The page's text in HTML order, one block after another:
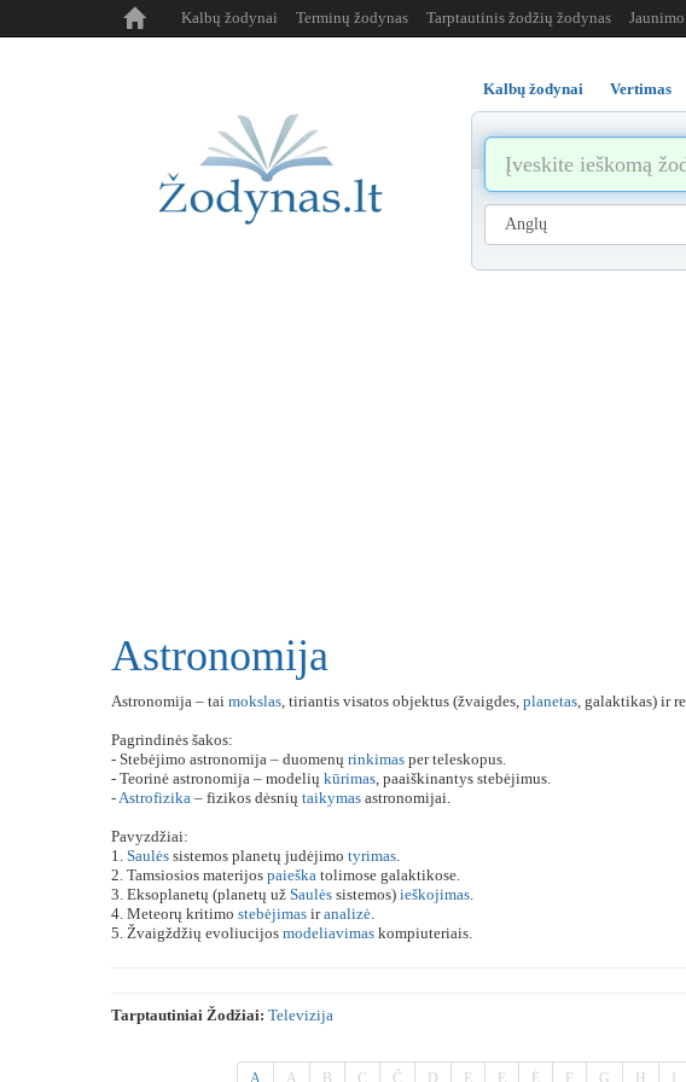
Kalbų žodynai Terminų žodynas Tarptautinis žodžių žodynas
Kalbų žodynai Vertimas
Astronomija
Astronomija – tai mokslas, tiriantis visatos objektus (žvaigdes, planetas, galaktikas) ir
Pagrindinės šakos:
- Stebėjimo astronomija – duomenų rinkimas per teleskopus.
- Teorinė astronomija – modelių kūrimas, paaiškinantys stebėjimus.
-Astrofizika – fizikos dėsnių taikymas astronomijai.
Pavyzdžiai:
1. Saulės sistemos planetų judėjimo tyrimas.
2. Tamsiosios materijos paieška tolimose galaktikose.
3. Eksoplanetų (planetų už Saulės sistemos) ieškojimas.
4. Meteorų kritimo stebėjimas iranalizė.
5. Žvaigždžių evoliucijos modeliavimas kompiuteriais.
Tarptautiniai Žodžiai: Televizija
A Ą B C Č D E Ę Ė F G H